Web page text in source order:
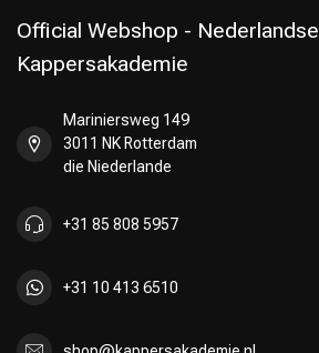
Official Webshop - Nederlandse
Kappersakademie
Mariniersweg 149
3011 NK Rotterdam
die Niederlande
+31 85 808 5957
+31 10 413 6510